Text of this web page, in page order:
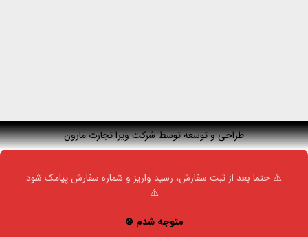
طراحی و توسعه توسط شرکت ویرا تجارت مارون
⚠️ حتما بعد از ثبت سفارش، رسید واریز و شماره سفارش پیامک شود
⚠️
متوجه شدم ⊗